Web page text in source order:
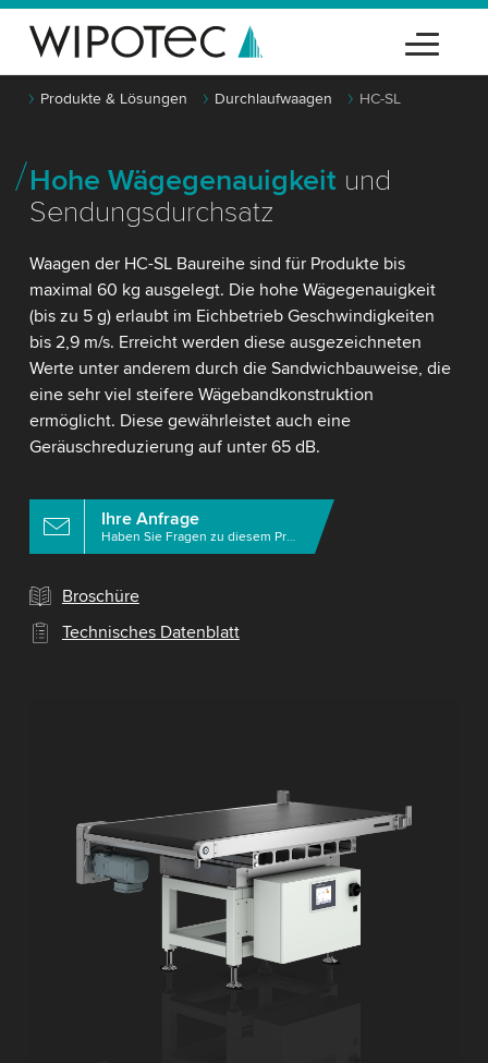
Produkte & Lösungen Durchlaufwaagen HC-SL
Hohe Wägegenauigkeitund
Sendungsdurchsatz
Waagen der HC-SL Baureihe sind für Produkte bis
maximal 60 kg ausgelegt. Die hohe Wägegenauigkeit
(bis zu 5 g) erlaubt im Eichbetrieb Geschwindigkeiten
bis 2,9 m/s. Erreicht werden diese ausgezeichneten
Werte unter anderem durch die Sandwichbauweise, die
eine sehr viel steifere Wägebandkonstruktion
ermöglicht. Diese gewährleistet auch eine
Geräuschreduzierung auf unter 65 dB.
Ihre Anfrage
Haben Sie Fragen zu diesem Produkt?
Broschüre
Technisches Datenblatt